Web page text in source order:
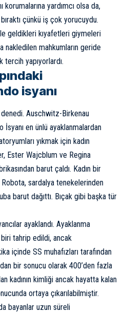
korumalarına yardımcı olsa da,
çünkü iş çok yorucuydu.
geldikleri kıyafetleri giymeleri
nakledilen mahkumların geride
tercih yapıyorlardı.
isyanı
denedi. Auschwitz-Birkenau
en ünlü ayaklanmalardan
yıkmak için kadın
Ester Wajcblum ve Regina
barut çaldı. Kadın bir
sardalya tenekelerinden
barut dağıttı. Bıçak gibi başka tür
ayaklandı. Ayaklanma
biri tahrip edildi, ancak
içinde SS muhafızları tarafından
bir sonucu olarak 400’den fazla
kadının kimliği ancak hayatta kalan
ortaya çıkarılabilmiştir.
bayanlar uzun süreli